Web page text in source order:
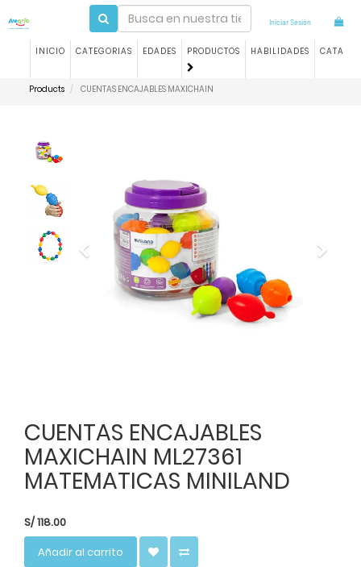
Iniciar Sesión
INICIO CATEGORIAS EDADES PRODUCTOS HABILIDADES
Products CUENTAS ENCAJABLES MAXICHAIN
CUENTAS ENCAJABLES
MAXICHAIN ML27361
MATEMATICAS MINILAND
S/118.00
Añadir al carrito